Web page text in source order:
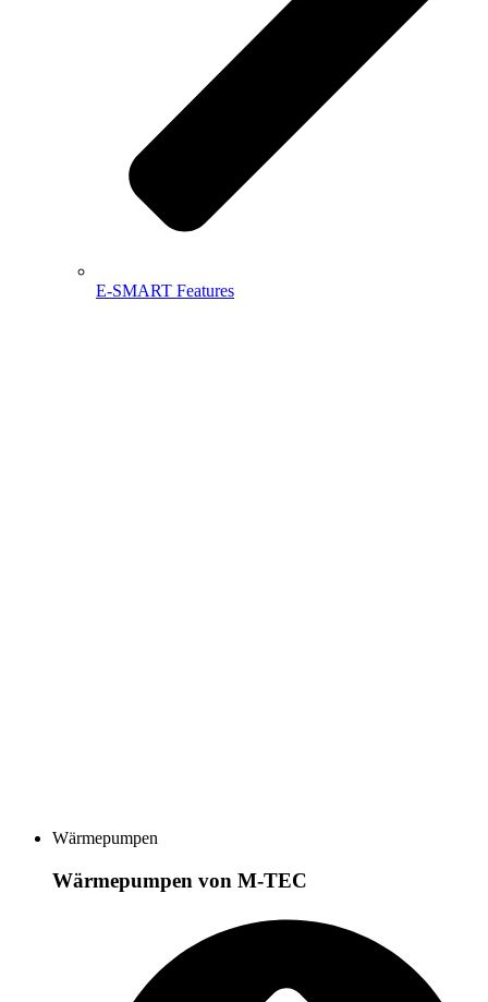
E-SMART Features
Wärmepumpen
Wärmepumpen von M-TEC